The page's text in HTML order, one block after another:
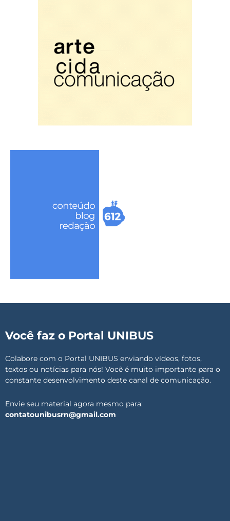
Você faz o Portal UNIBUS
Colabore com o Portal UNIBUS enviando vídeos, fotos,
textos ou notícias para nós! Você é muito importante para o
constante desenvolvimento deste canal de comunicação.
Envie seu material agora mesmo para:
contatounibusrn@gmail.com